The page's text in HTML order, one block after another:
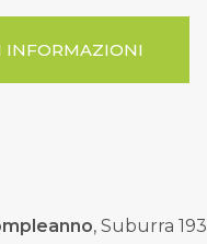
INFORMAZIONI
, Suburra